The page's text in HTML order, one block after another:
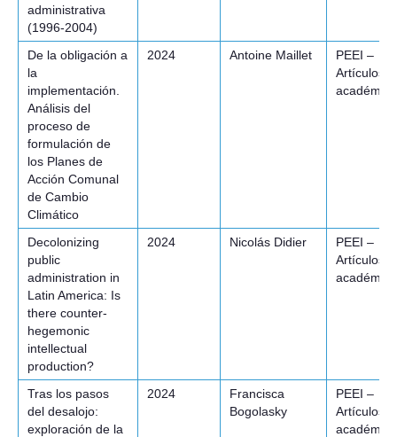
administrativa
(1996-2004)
De la obligación a
la
implementación.
Análisis del
proceso de
formulación de
los Planes de
Acción Comunal
de Cambio
Climático
2024 Antoine Maillet
PEEI –
Artículos
Decolonizing
public
administration in
Latin America: Is
there counter-
hegemonic
intellectual
production?
2024 Nicolás Didier
PEEI –
Artículos
Tras los pasos
del desalojo:
exploración de la
2024
Francisca
Bogolasky
PEEI –
Artículos